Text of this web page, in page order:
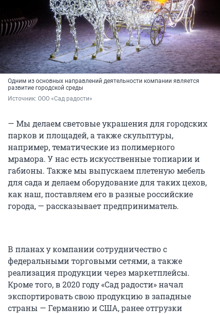
Одним из основных направлений деятельности компании является
развитие городской среды
Источник: ООО «Сад радости»
— Мы делаем световые украшения для городских
парков и площадей, а также скульптуры,
например, тематические из полимерного
мрамора. У нас есть искусственные топиарии и
габионы. Также мы выпускаем плетеную мебель
для сада и делаем оборудование для таких цехов,
как наш, поставляем его в разные российские
города, — рассказывает предприниматель.
В планах у компании сотрудничество с
федеральными торговыми сетями, а также
реализация продукции через маркетплейсы.
Кроме того, в 2020 году «Сад радости» начал
экспортировать свою продукцию в западные
страны — Германию и США, ранее отгрузки